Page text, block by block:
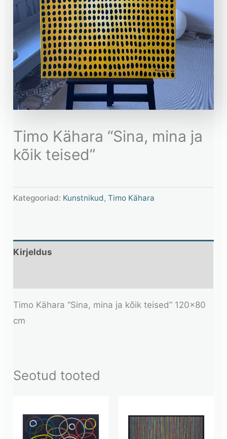
Timo Kähara “Sina, mina ja
kõik teised”
Kategooriad: Kunstnikud,Timo Kähara
Kirjeldus
Timo Kähara “Sina, mina ja kõik teised” 120×80
cm
Seotud tooted